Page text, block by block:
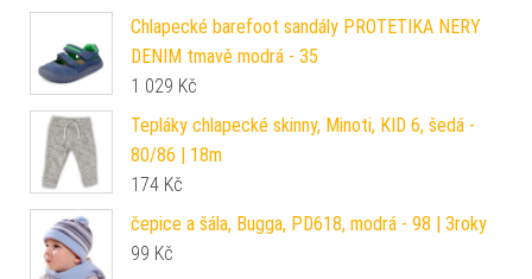
Chlapecké barefoot sandály PROTETIKA NERY
DENIM tmavě modrá - 35
1 029 Kč
Tepláky chlapecké skinny, Minoti, KID 6, šedá -
80/86 | 18m
174 Kč
čepice a šála, Bugga, PD618, modrá - 98 | 3roky
99 Kč